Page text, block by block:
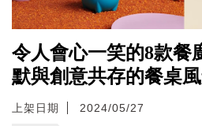
令人會心一笑的8款餐
默與創意共存的餐桌
上架日期 2024/05/27